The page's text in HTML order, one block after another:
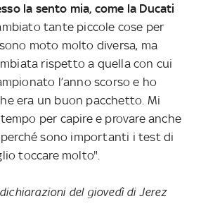
la sento mia, come la Ducati
tante piccole cose per
moto molto diversa, ma
rispetto a quella con cui
l’anno scorso e ho
era un buon pacchetto. Mi
per capire e provare anche
perché sono importanti i test di
toccare molto".
del giovedì di Jerez